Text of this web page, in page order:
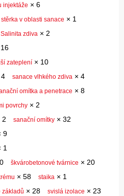
injektáže × 6
v oblasti sanace × 1
Salinita zdiva × 2
16
zateplení × 10
4 sanace vlhkého zdiva × 4
omítka a penetrace × 8
povrchy × 2
2 sanační omítky × 32
9
1
škvárobetonové tvárnice × 20
× 58 staika × 1
základů × 28 svislá izolace × 23